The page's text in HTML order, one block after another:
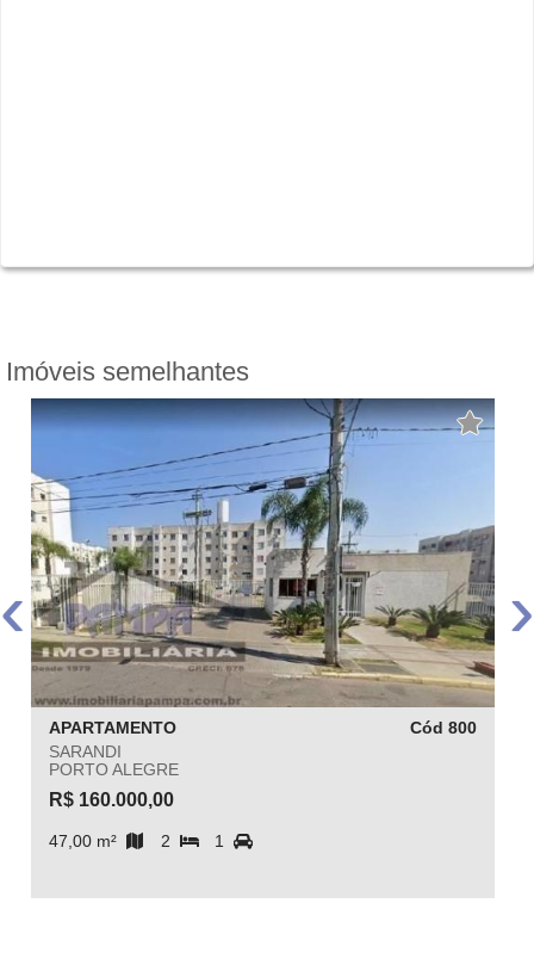
Imóveis semelhantes
‹
APARTAMENTO
Cód 800
SARANDI
PORTO ALEGRE
R$ 160.000,00
47,00 m² 2 1
›